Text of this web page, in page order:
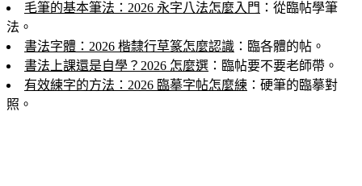
毛筆的基本筆法：2026 永字八法怎麼入門 ：從臨帖學筆
法。
書法字體：2026 楷隸行草篆怎麼認識 ：臨各體的帖。
書法上課還是自學？2026 怎麼選 ：臨帖要不要老師帶。
有效練字的方法：2026 臨摹字帖怎麼練 ：硬筆的臨摹對
照。